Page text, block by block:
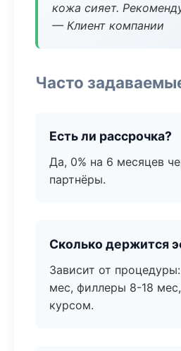
кожа сияет.
— Клиент компании
Часто
Есть ли рассрочка?
Да, 0% на 6 месяцев
партнёры.
Сколько держится
Зависит от
мес, филлеры 8-18
курсом.